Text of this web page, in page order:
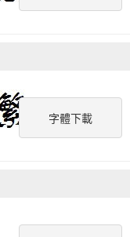
字體下載